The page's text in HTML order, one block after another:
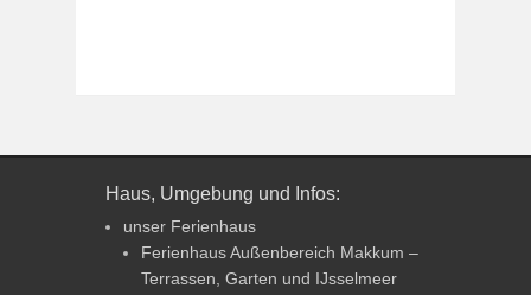
Haus, Umgebung und Infos:
unser Ferienhaus
Ferienhaus Außenbereich Makkum –
Terrassen, Garten und IJsselmeer